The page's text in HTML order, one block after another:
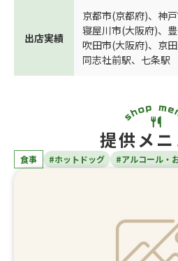
出店実績
京都市(京都府)、 神
寝屋川市(大阪府)、
吹田市(大阪府)、 京
同志社前駅、 七条駅
提供メ
食事 #ホットドッグ #アルコール・